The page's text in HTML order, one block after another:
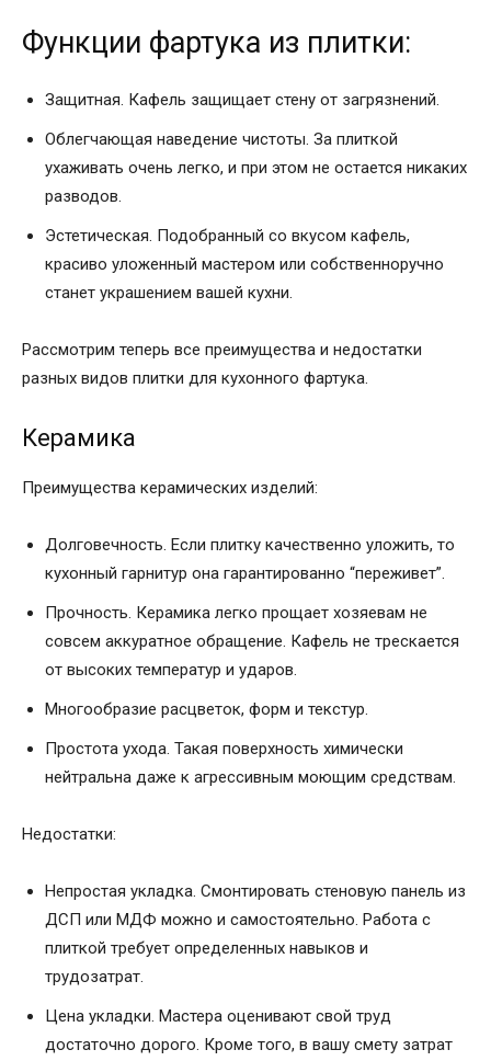
Функции фартука из плитки:
Защитная. Кафель защищает стену от загрязнений.
Облегчающая наведение чистоты. За плиткой
ухаживать очень легко, и при этом не остается никаких
разводов.
Эстетическая. Подобранный со вкусом кафель,
красиво уложенный мастером или собственноручно
станет украшением вашей кухни.
Рассмотрим теперь все преимущества и недостатки
разных видов плитки для кухонного фартука.
Керамика
Преимущества керамических изделий:
Долговечность. Если плитку качественно уложить, то
кухонный гарнитур она гарантированно “переживет”.
Прочность. Керамика легко прощает хозяевам не
совсем аккуратное обращение. Кафель не трескается
от высоких температур и ударов.
Многообразие расцветок, форм и текстур.
Простота ухода. Такая поверхность химически
нейтральна даже к агрессивным моющим средствам.
Недостатки:
Непростая укладка. Смонтировать стеновую панель из
ДСП или МДФ можно и самостоятельно. Работа с
плиткой требует определенных навыков и
трудозатрат.
Цена укладки. Мастера оценивают свой труд
достаточно дорого. Кроме того, в вашу смету затрат